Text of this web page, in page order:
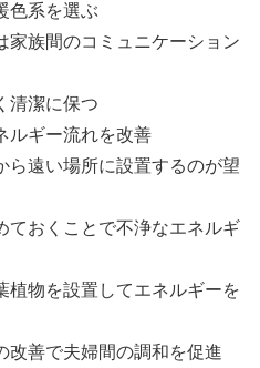
色系を選ぶ
家族間のコミュニケーション
清潔に保つ
ルギー流れを改善
ら遠い場所に設置するのが望
ておくことで不浄なエネルギ
植物を設置してエネルギーを
改善で夫婦間の調和を促進